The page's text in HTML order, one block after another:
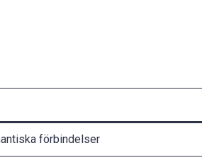
förbindelser